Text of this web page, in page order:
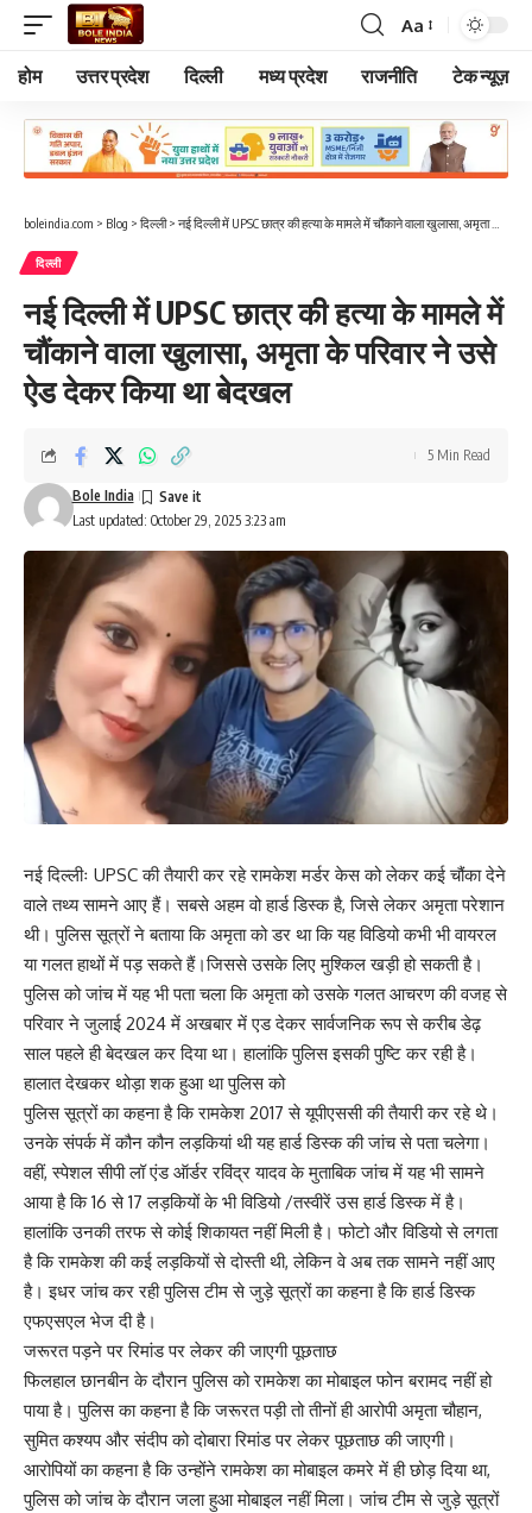
Font
Resizer
Aa
होम उत्तर प्रदेश दिल्ली मध्य प्रदेश राजनीति टेक न्यूज़
boleindia.com > Blog > दिल्ली> नई दिल्ली में UPSC छात्र की हत्या के मामले में चौंकाने वाला खुलासा, अमृता के परिवार ने उसे ऐड देकर किया था बेदखल
दिल्ली
नई दिल्ली में UPSC छात्र की हत्या के मामले में
चौंकाने वाला खुलासा, अमृता के परिवार ने उसे
ऐड देकर किया था बेदखल
Last updated: October 29, 2025 3:23 am
Bole India
5 Min Read
नई दिल्लीः UPSC की तैयारी कर रहे रामकेश मर्डर केस को लेकर कई चौंका देने
वाले तथ्य सामने आए हैं। सबसे अहम वो हार्ड डिस्क है, जिसे लेकर अमृता परेशान
थी। पुलिस सूत्रों ने बताया कि अमृता को डर था कि यह विडियो कभी भी वायरल
या गलत हाथों में पड़ सकते हैं।जिससे उसके लिए मुश्किल खड़ी हो सकती है।
पुलिस को जांच में यह भी पता चला कि अमृता को उसके गलत आचरण की वजह से
परिवार ने जुलाई 2024 में अखबार में एड देकर सार्वजनिक रूप से करीब डेढ़
साल पहले ही बेदखल कर दिया था। हालांकि पुलिस इसकी पुष्टि कर रही है।
हालात देखकर थोड़ा शक हुआ था पुलिस को
पुलिस सूत्रों का कहना है कि रामकेश 2017 से यूपीएससी की तैयारी कर रहे थे।
उनके संपर्क में कौन कौन लड़कियां थी यह हार्ड डिस्क की जांच से पता चलेगा।
वहीं, स्पेशल सीपी लॉ एंड ऑर्डर रविंद्र यादव के मुताबिक जांच में यह भी सामने
आया है कि 16 से 17 लड़कियों के भी विडियो /तस्वीरें उस हार्ड डिस्क में है।
हालांकि उनकी तरफ से कोई शिकायत नहीं मिली है। फोटो और विडियो से लगता
है कि रामकेश की कई लड़कियों से दोस्ती थी, लेकिन वे अब तक सामने नहीं आए
है। इधर जांच कर रही पुलिस टीम से जुड़े सूत्रों का कहना है कि हार्ड डिस्क
एफएसएल भेज दी है।
जरूरत पड़ने पर रिमांड पर लेकर की जाएगी पूछताछ
फिलहाल छानबीन के दौरान पुलिस को रामकेश का मोबाइल फोन बरामद नहीं हो
पाया है। पुलिस का कहना है कि जरूरत पड़ी तो तीनों ही आरोपी अमृता चौहान,
सुमित कश्यप और संदीप को दोबारा रिमांड पर लेकर पूछताछ की जाएगी।
आरोपियों का कहना है कि उन्होंने रामकेश का मोबाइल कमरे में ही छोड़ दिया था,
पुलिस को जांच के दौरान जला हुआ मोबाइल नहीं मिला। जांच टीम से जुड़े सूत्रों